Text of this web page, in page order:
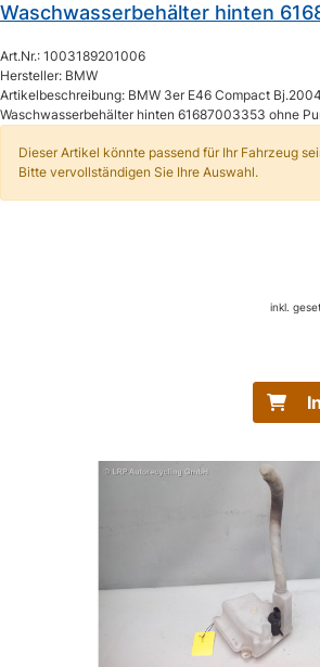
Waschwasserbehälter hinten
Art.Nr.: 1003189201006
Hersteller: BMW
Artikelbeschreibung: BMW 3er E46 Compact
Waschwasserbehälter hinten 61687003353 ohne
Dieser Artikel könnte passend für Ihr Fahrzeug
Bitte vervollständigen Sie Ihre Auswahl.
inkl.